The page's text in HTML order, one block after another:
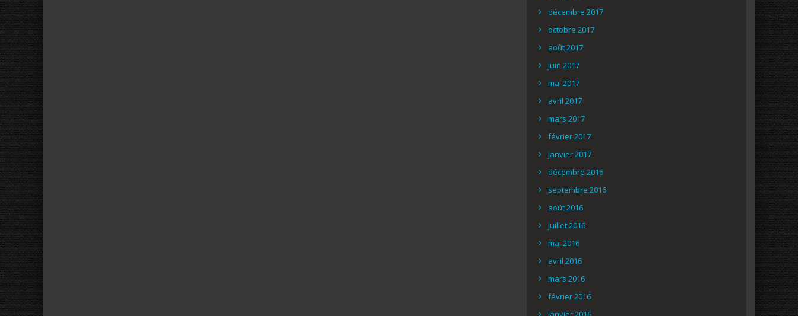
décembre 2017
octobre 2017
août 2017
juin 2017
mai 2017
avril 2017
mars 2017
février 2017
janvier 2017
décembre 2016
septembre 2016
août 2016
juillet 2016
mai 2016
avril 2016
mars 2016
février 2016